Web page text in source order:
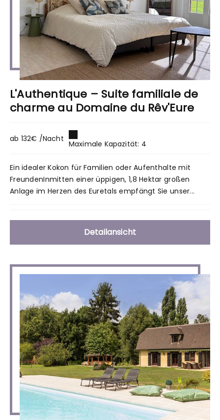
L'Authentique – Suite familiale de
charme au Domaine du Rêv'Eure
ab 132€ /Nacht
Maximale Kapazität: 4
Ein idealer Kokon für Familien oder Aufenthalte mit
FreundenInmitten einer üppigen, 1,8 Hektar großen
Anlage im Herzen des Euretals empfängt Sie unser...
Detailansicht